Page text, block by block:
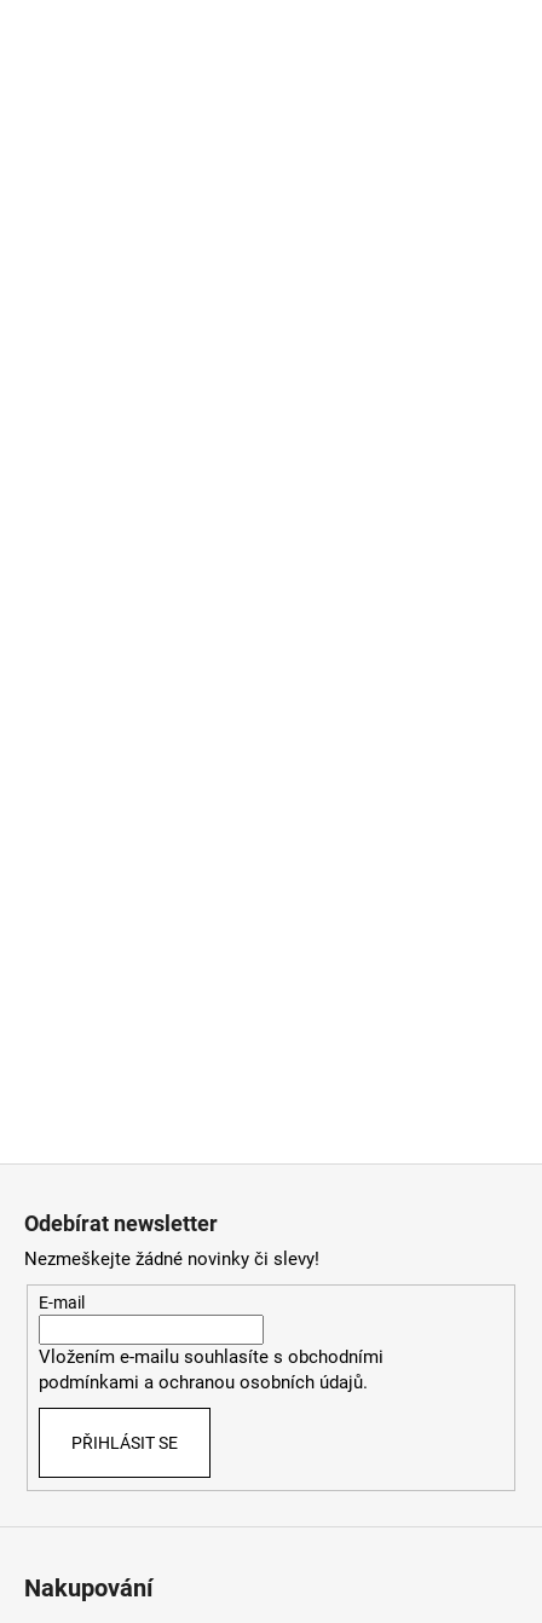
Odebírat newsletter
Nezmeškejte žádné novinky či slevy!
E-mail
Vložením e-mailu souhlasítes obchodními
podmínkami a ochranou osobních údajů.
PŘIHLÁSIT SE
Nakupování